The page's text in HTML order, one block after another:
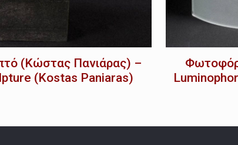
(Κώστας Πανιάρας) –
(Kostas Paniaras)
Φωτοφόρ